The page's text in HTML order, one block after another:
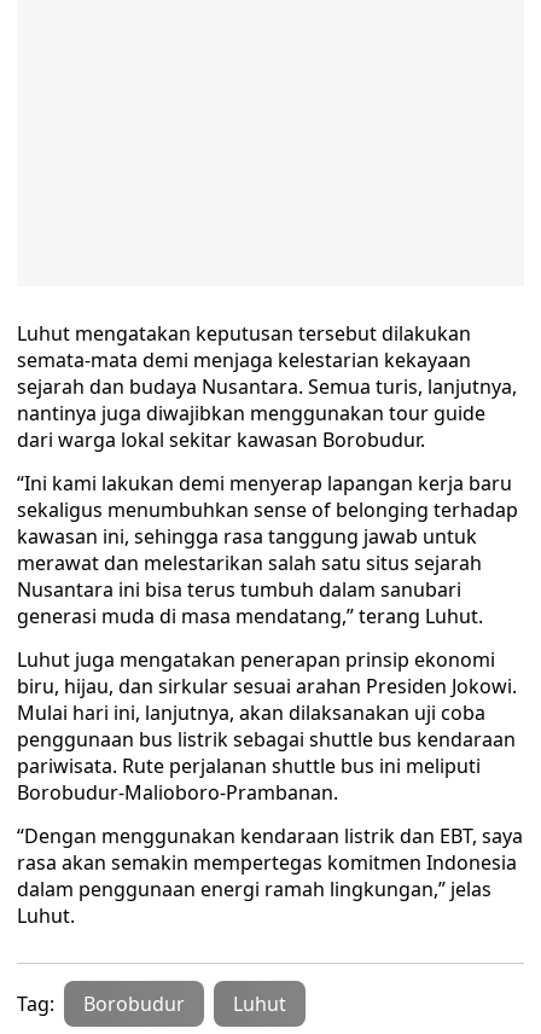
Luhut mengatakan keputusan tersebut dilakukan
semata-mata demi menjaga kelestarian kekayaan
sejarah dan budaya Nusantara. Semua turis, lanjutnya,
nantinya juga diwajibkan menggunakan tour guide
dari warga lokal sekitar kawasan Borobudur.
“Ini kami lakukan demi menyerap lapangan kerja baru
sekaligus menumbuhkan sense of belonging terhadap
kawasan ini, sehingga rasa tanggung jawab untuk
merawat dan melestarikan salah satu situs sejarah
Nusantara ini bisa terus tumbuh dalam sanubari
generasi muda di masa mendatang,” terang Luhut.
Luhut juga mengatakan penerapan prinsip ekonomi
biru, hijau, dan sirkular sesuai arahan Presiden Jokowi.
Mulai hari ini, lanjutnya, akan dilaksanakan uji coba
penggunaan bus listrik sebagai shuttle bus kendaraan
pariwisata. Rute perjalanan shuttle bus ini meliputi
Borobudur-Malioboro-Prambanan.
“Dengan menggunakan kendaraan listrik dan EBT, saya
rasa akan semakin mempertegas komitmen Indonesia
dalam penggunaan energi ramah lingkungan,” jelas
Luhut.
Tag: Borobudur Luhut